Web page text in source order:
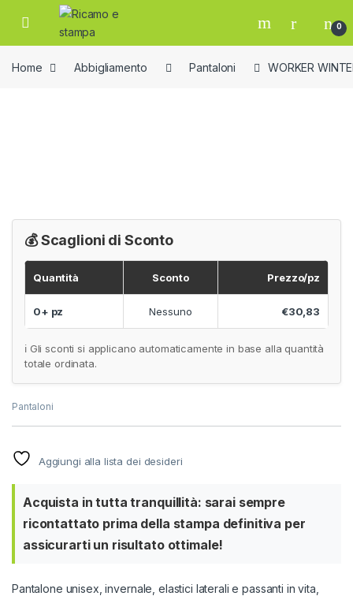
Skip to navigation
Skip to content
Open 0
Home Abbigliamento Pantaloni WORKER
💰 Scaglioni di Sconto
Quantità Sconto Prezzo/pz
0+ pz Nessuno €30,83
ℹ️ Gli sconti si applicano automaticamente in base alla quantità
totale ordinata.
Pantaloni
Aggiungi alla lista dei desideri
Acquista in tutta tranquillità: sarai sempre
ricontattato prima della stampa definitiva per
assicurarti un risultato ottimale!
Pantalone unisex, invernale, elastici laterali e passanti in vita,